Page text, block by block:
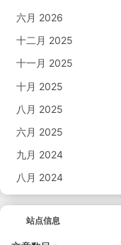
六月 2026
十二月 2025
十一月 2025
十月 2025
八月 2025
六月 2025
九月 2024
八月 2024
站点信息